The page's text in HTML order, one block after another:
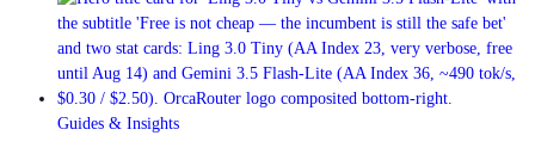
Guides & Insights